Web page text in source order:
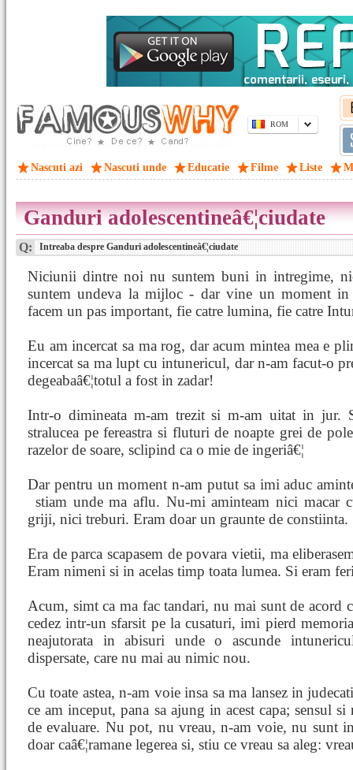
ROM
Nascuti azi Nascuti unde Educatie Filme Liste
Ganduri adolescentineâ€¦ciudate
Q: Intreaba despre Ganduri adolescentineâ€¦ciudate
Niciunii dintre noi nu suntem buni in intregime,
suntem undeva la mijloc - dar vine un moment in
facem un pas important, fie catre lumina, fie catre
Eu am incercat sa ma rog, dar acum mintea mea e
incercat sa ma lupt cu intunericul, dar n-am facut-o
degeabaâ€¦totul a fost in zadar!
Intr-o dimineata m-am trezit si m-am uitat in jur.
stralucea pe fereastra si fluturi de noapte grei de
razelor de soare, sclipind ca o mie de ingeriâ€¦
Dar pentru un moment n-am putut sa imi aduc
stiam unde ma aflu. Nu-mi aminteamnici macar
griji, nici treburi. Eram doar un graunte de constiinta.
Era de parca scapasem de povara vietii, ma
Eram nimeni si in acelas timp toata lumea. Si eram
Acum, simt ca ma fac tandari, nu mai sunt de acord
cedez intr-un sfarsit pe la cusaturi, imi pierd
neajutorata in abisuri unde o ascunde
dispersate, care nu mai au nimic nou.
Cu toate astea, n-am voie insa sa ma lansez in
ce am inceput, pana sa ajung in acest capa; sensul
de evaluare. Nu pot, nu vreau, n-am voie, nu sunt
doar caâ€¦ramane legerea si, stiu ce vreau sa aleg: